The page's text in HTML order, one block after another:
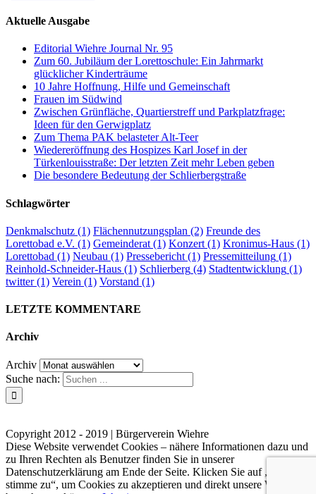
Aktuelle Ausgabe
Editorial Wiehre Journal Nr. 95
Zum 60. Jubiläum der Lorettoschule: Ein Jahrmarkt
glücklicher Kinderträume
10 Jahre Hoffnung, Hilfe und Gemeinschaft
Frauen im Südwind
Zwischen Grünfläche, Quartierstreff und Parkplatzfrage:
Ideen für den Gerwigplatz
Zum Thema PAK belasteter Alt-Teer
Wiedereröffnung des Hospizes Karl Josef in der
Türkenlouisstraße: Der letzten Zeit mehr Leben geben
Die besondere Bedeutung der Schlierbergstraße
Schlagwörter
Denkmalschutz (1) Flächennutzungsplan (2) Freunde des
Lorettobad e.V. (1) Gemeinderat (1) Konzert (1) Kronimus-Haus (1)
Lorettobad (1) Neubau (1) Pressebericht (1) Pressemitteilung (1)
Reinhold-Schneider-Haus (1) Schlierberg (4) Stadtentwicklung (1)
twitter(1) Verein (1) Vorstand (1)
LETZTE KOMMENTARE
Archiv
Archiv
Suche nach:
Copyright 2012 - 2019 | Bürgerverein Wiehre
Diese Website verwendet Cookies – nähere Informationen dazu und
zu Ihren Rechten als Benutzer finden Sie in unserer
Datenschutzerklärung am Ende der Seite. Klicken Sie auf „Ich
stimme zu“, um Cookies zu akzeptieren und direkt unsere Website